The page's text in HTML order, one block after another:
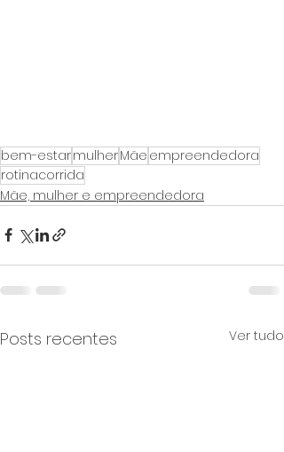
bem-estarmulherMãe empreendedora
rotinacorrida
Mãe, mulher e empreendedora
Posts recentes Ver tudo